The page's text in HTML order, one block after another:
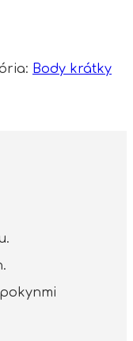
Body krátky